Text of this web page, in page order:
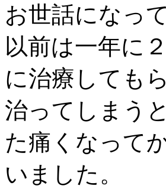
お世話になっ
以前は一年に
に治療しても
治ってしまう
た痛くなって
いました。